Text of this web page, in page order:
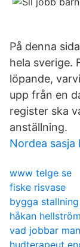
På denna
hela sverige.
löpande,
upp från en
register ska
anställning.
Nordea sasja
www telge se
fiske risvase
bygga
håkan
vad jobbar
hudterapeut